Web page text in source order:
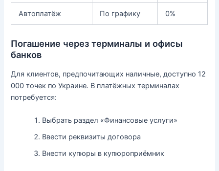
Автоплатёж По графику 0%
Погашение через терминалы и офисы
банков
Для клиентов, предпочитающих наличные, доступно 12
000 точек по Украине. В платёжных терминалах
потребуется:
Выбрать раздел «Финансовые услуги»
Ввести реквизиты договора
Внести купюры в купюроприёмник